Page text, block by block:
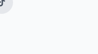
TikTok